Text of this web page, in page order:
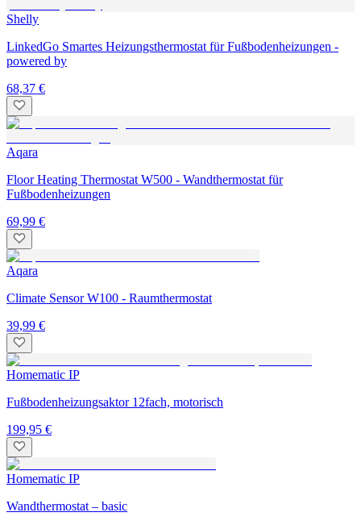
Shelly
LinkedGo Smartes Heizungsthermostat für Fußbodenheizungen -
powered by
68,37 €
Aqara
Floor Heating Thermostat W500 - Wandthermostat für
Fußbodenheizungen
69,99 €
Aqara
Climate Sensor W100 - Raumthermostat
39,99 €
Homematic IP
Fußbodenheizungsaktor 12fach, motorisch
199,95 €
Homematic IP
Wandthermostat – basic